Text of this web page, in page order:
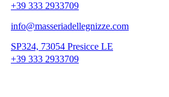
+39 333 2933709
info@masseriadellegnizze.com
SP324, 73054 Presicce LE
+39 333 2933709